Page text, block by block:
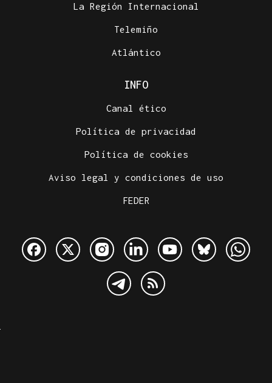
La Región Internacional
Telemiño
Atlántico
INFO
Canal ético
Política de privacidad
Política de cookies
Aviso legal y condiciones de uso
FEDER